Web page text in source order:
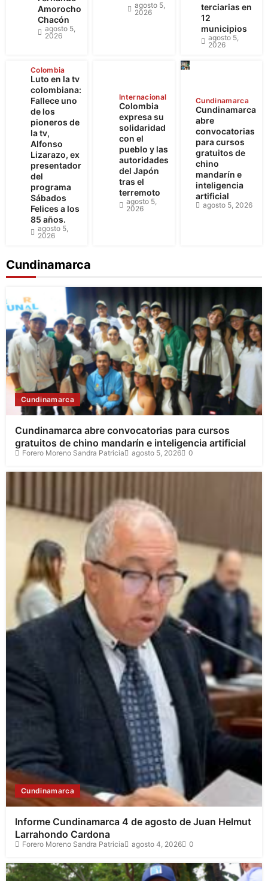
Amorocho
Chacón
agosto 5,
2026
agosto 5,
2026
terciarias en
12
municipios
agosto 5,
2026
Colombia
Luto en la tv
colombiana:
Fallece uno
de los
pioneros de
la tv,
Alfonso
Lizarazo, ex
presentador
del
programa
Sábados
Felices a los
85 años.
agosto 5,
2026
Internacional
Colombia
expresa su
solidaridad
con el
pueblo y las
autoridades
del Japón
tras el
terremoto
agosto 5,
2026
Cundinamarca
Cundinamarca
abre
convocatorias
para cursos
gratuitos de
chino
mandarín e
inteligencia
artificial
agosto 5, 2026
Cundinamarca
Cundinamarca
Cundinamarca abre convocatorias para cursos
gratuitos de chino mandarín e inteligencia artificial
Forero Moreno Sandra Patricia agosto 5, 2026 0
Cundinamarca
Informe Cundinamarca 4 de agosto de Juan Helmut
Larrahondo Cardona
Forero Moreno Sandra Patricia agosto 4, 2026 0